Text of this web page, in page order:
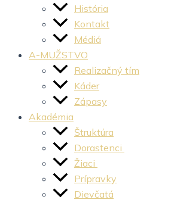
História
Kontakt
Médiá
A-MUŽSTVO
Realizačný tím
Káder
Zápasy
Akadémia
Štruktúra
Dorastenci
Žiaci
Prípravky
Dievčatá